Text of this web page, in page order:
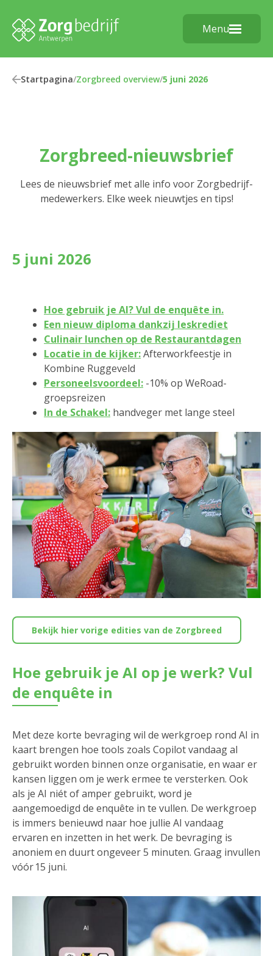
Menu
Startpagina/Zorgbreed overview/5 juni 2026
Zorgbreed-nieuwsbrief
Lees de nieuwsbrief met alle info voor Zorgbedrijf-
medewerkers. Elke week nieuwtjes en tips!
5 juni 2026
Hoe gebruik je AI? Vul de enquête in.
Een nieuw diploma dankzij leskrediet
Culinair lunchen op de Restaurantdagen
Locatie in de kijker:Afterworkfeestje in
Kombine Ruggeveld
Personeelsvoordeel: -10% op WeRoad-
groepsreizen
In de Schakel: handveger met lange steel
Bekijk hier vorige edities van de Zorgbreed
Hoe gebruik je AI op je werk? Vul
de enquête in
Met deze korte bevraging wil de werkgroep rond AI in
kaart brengen hoe tools zoals Copilot vandaag al
gebruikt worden binnen onze organisatie, en waar er
kansen liggen om je werk ermee te versterken. Ook
als je AI niét of amper gebruikt, word je
aangemoedigd de enquête in te vullen. De werkgroep
is immers benieuwd naar hoe jullie AI vandaag
ervaren en inzetten in het werk. De bevraging is
anoniem en duurt ongeveer 5 minuten. Graag invullen
vóór 15 juni.